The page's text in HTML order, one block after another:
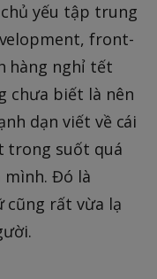
yếu tập trung
front-
hàng nghỉ tết
chưa biết là nên
dạn viết về cái
trong suốt quá
mình. Đó là
cũng rất vừa lạ